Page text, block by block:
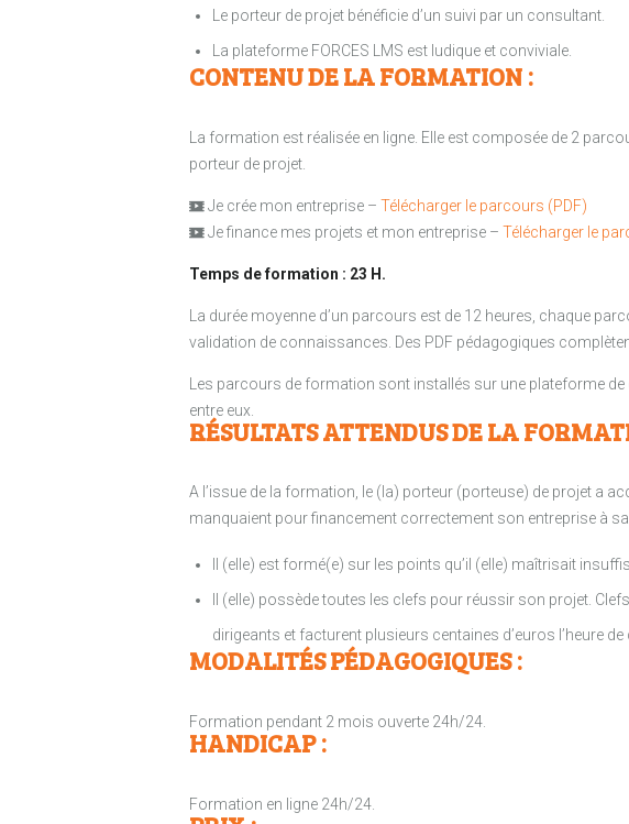
Le porteur de projet bénéficie d’un suivi par un consultant.
La plateforme FORCES LMS est ludique et conviviale.
CONTENU DE LA FORMATION :
La formation est réalisée en ligne. Elle est composée de 2
porteur de projet.
Je crée mon entreprise – Télécharger le parcours (PDF)
Je finance mes projets et mon entreprise – Télécharger le
Temps de formation : 23 H.
La durée moyenne d’un parcours est de 12 heures, chaque
validation de connaissances. Des PDF pédagogiques
Les parcours de formation sont installés sur une plateforme
entre eux.
RÉSULTATS ATTENDUS DE LA
A l’issue de la formation, le (la) porteur (porteuse) de projet a
manquaient pour financement correctement son entreprise à
Il (elle) est formé(e) sur les points qu’il (elle) maîtrisait
Il (elle) possède toutes les clefs pour réussir son projet.
dirigeants et facturent plusieurs centaines d’euros l’heure de
MODALITÉS PÉDAGOGIQUES :
Formation pendant 2 mois ouverte 24h/24.
HANDICAP :
Formation en ligne 24h/24.